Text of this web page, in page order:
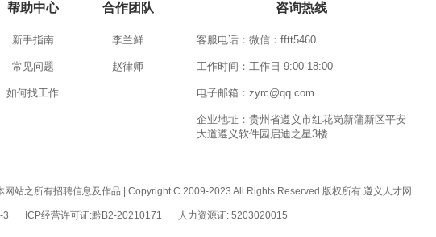
帮助中心
新手指南
常见问题
如何找工作
合作团队
李兰鲜
赵律师
咨询热线
客服电话：微信：fftt5460
工作时间：工作日 9:00-18:00
电子邮箱：zyrc@qq.com
企业地址：贵州省遵义市红花岗新蒲新区平安
大道遵义软件园启迪之星3楼
站之所有招聘信息及作品 | Copyright C 2009-2023 All Rights Reserved 版权所有 遵义人才网
3 ICP经营许可证:黔B2-20210171 人力资源证: 5203020015